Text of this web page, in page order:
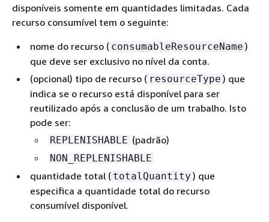
disponíveis somente em quantidades limitadas. Cada
recurso consumível tem o seguinte:
nome do recurso ( consumableResourceName )
que deve ser exclusivo no nível da conta.
(opcional) tipo de recurso ( resourceType ) que
indica se o recurso está disponível para ser
reutilizado após a conclusão de um trabalho. Isto
pode ser:
REPLENISHABLE (padrão)
NON_REPLENISHABLE
quantidade total ( totalQuantity ) que
especifica a quantidade total do recurso
consumível disponível.